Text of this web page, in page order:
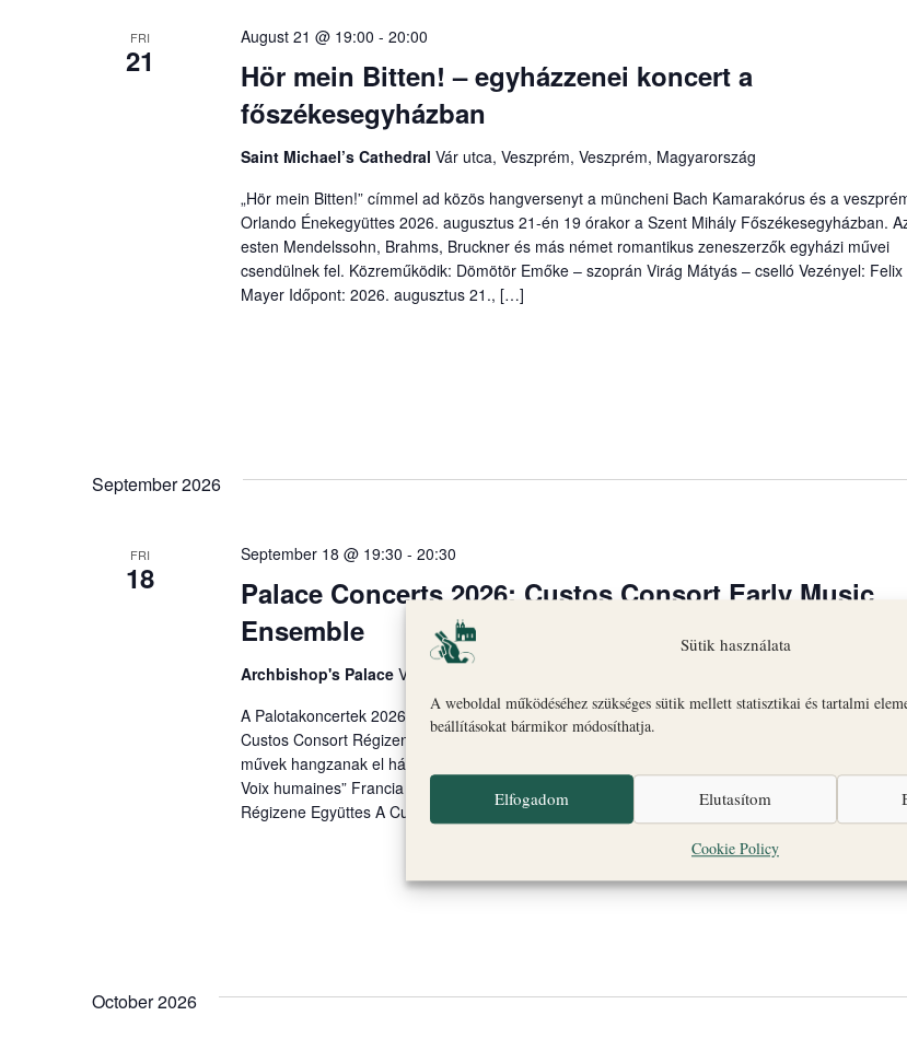
Sütik használata
A weboldal működéséhez szükséges sütik mellett statisztikai és tartalmi
beállításokat bármikor módosíthatja.
Elfogadom Elutasítom
Cookie Policy
FRI
21
Hör mein Bitten! – egyházzenei koncert a
főszékesegyházban
August 21 @ 19:00 - 20:00
Saint Michael’s Cathedral Vár utca, Veszprém, Veszprém, Magyarország
„Hör mein Bitten!” címmel ad közös hangversenyt a müncheni Bach Kamarakórus és a
Orlando Énekegyüttes 2026. augusztus 21-én 19 órakor a Szent Mihály Főszékesegyházban.
esten Mendelssohn, Brahms, Bruckner és más német romantikus zeneszerzők egyházi művei
csendülnek fel. Közreműködik: Dömötör Emőke – szoprán Virág Mátyás – cselló Vezényel: Felix
Mayer Időpont: 2026. augusztus 21., […]
September 2026
FRI
18
Palace Concerts 2026: Custos Consort Early Music
Ensemble
September 18 @ 19:30 - 20:30
Archbishop's Palace Veszprém
A Palotakoncertek 2026 koncertsorozat második hangversenyére az Érseki Palota dísztermébe.
Custos Consort Régizene Együttes „Les Voix humaines” című estjén francia és német barokk
művek hangzanak el három viola da gambára különleges történelmi környezetben. Műsor: „Les
Voix humaines” Francia és német barokk három viola da gambára Közreműködik: Custos Consort
Régizene Együttes A Custos Consort Régizene […]
October 2026